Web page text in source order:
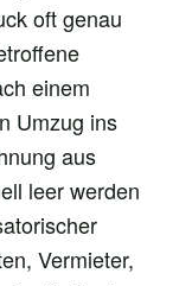
oft genau
einem
Umzug ins
aus
leer werden
Vermieter,